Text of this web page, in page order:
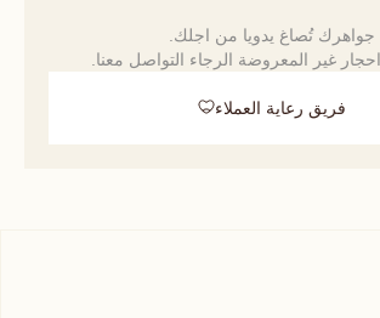
جواهرك تُصاغ يدويا من اجلك.
غير المعروضة الرجاء التواصل معنا.
فريق رعاية العملاء